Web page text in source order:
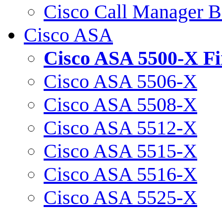
Cisco Call Manager
Cisco ASA
Cisco ASA 5500-X
Cisco ASA 5506-X
Cisco ASA 5508-X
Cisco ASA 5512-X
Cisco ASA 5515-X
Cisco ASA 5516-X
Cisco ASA 5525-X